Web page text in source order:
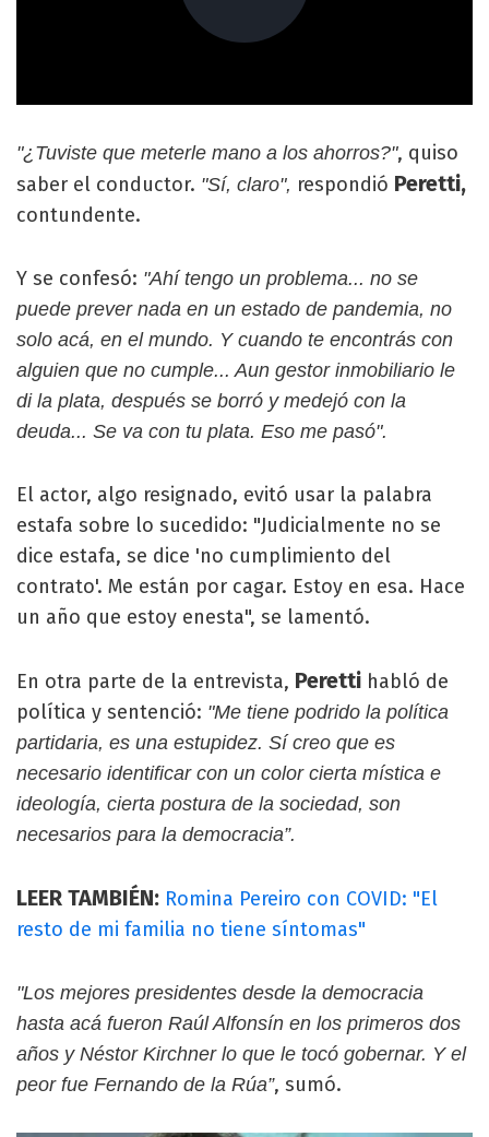
"¿Tuviste que meterle mano a los ahorros?", quiso
saber el conductor. "Sí, claro", respondió Peretti,
contundente.
Y se confesó: "Ahí tengo un problema... no se
puede prever nada en un estado de pandemia, no
solo acá, en el mundo. Y cuando te encontrás con
alguien que no cumple... Aun gestor inmobiliario le
di la plata, después se borró y medejó con la
deuda... Se va con tu plata. Eso me pasó".
El actor, algo resignado, evitó usar la palabra
estafa sobre lo sucedido: "Judicialmente no se
dice estafa, se dice 'no cumplimiento del
contrato'. Me están por cagar. Estoy en esa. Hace
un año que estoy enesta", se lamentó.
En otra parte de la entrevista, Peretti habló de
política y sentenció: "Me tiene podrido la política
partidaria, es una estupidez. Sí creo que es
necesario identificar con un color cierta mística e
ideología, cierta postura de la sociedad, son
necesarios para la democracia”.
LEER TAMBIÉN: Romina Pereiro con COVID: "El
resto de mi familia no tiene síntomas"
"Los mejores presidentes desde la democracia
hasta acá fueron Raúl Alfonsín en los primeros dos
años y Néstor Kirchner lo que le tocó gobernar. Y el
peor fue Fernando de la Rúa”, sumó.